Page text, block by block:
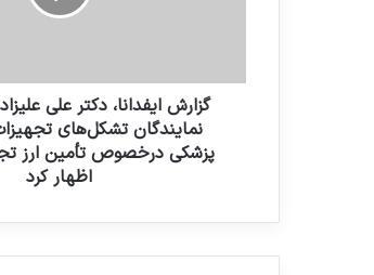
د
د
ک
ر
گزارش ایفدانا، دکتر علی
نمایندگان تشکل‌های
پزشکی درخصوص تأمین ارز
اظهار کرد